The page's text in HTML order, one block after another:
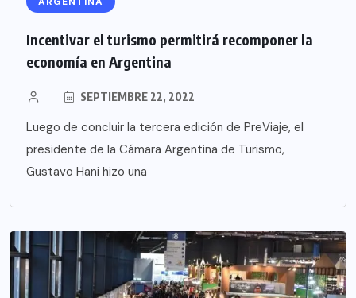
Incentivar el turismo permitirá recomponer la
economía en Argentina
SEPTIEMBRE 22, 2022
Luego de concluir la tercera edición de PreViaje, el
presidente de la Cámara Argentina de Turismo,
Gustavo Hani hizo una